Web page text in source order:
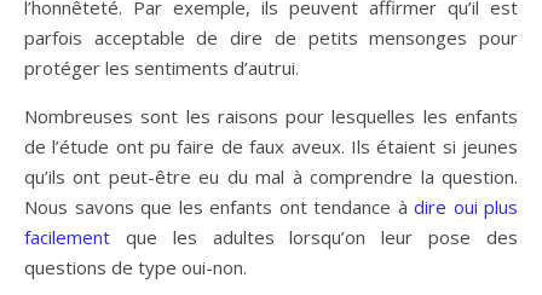
l’honnêteté. Par exemple, ils peuvent affirmer qu’il est
parfois acceptable de dire de petits mensonges pour
protéger les sentiments d’autrui.
Nombreuses sont les raisons pour lesquelles les enfants
de l’étude ont pu faire de faux aveux. Ils étaient si jeunes
qu’ils ont peut-être eu du mal à comprendre la question.
Nous savons que les enfants ont tendance à dire oui plus
facilement que les adultes lorsqu’on leur pose des
questions de type oui-non.